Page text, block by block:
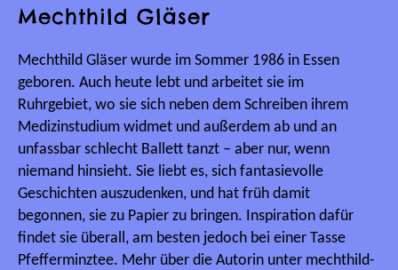
Mechthild Gläser
Mechthild Gläser wurde im Sommer 1986 in Essen
geboren. Auch heute lebt und arbeitet sie im
Ruhrgebiet, wo sie sich neben dem Schreiben ihrem
Medizinstudium widmet und außerdem ab und an
unfassbar schlecht Ballett tanzt – aber nur, wenn
niemand hinsieht. Sie liebt es, sich fantasievolle
Geschichten auszudenken, und hat früh damit
begonnen, sie zu Papier zu bringen. Inspiration dafür
findet sie überall, am besten jedoch bei einer Tasse
Pfefferminztee. Mehr über die Autorin unter mechthild-